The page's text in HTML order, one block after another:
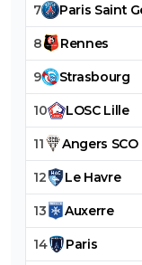
7 Paris Saint
8 Rennes
9 Strasbourg
10 LOSC Lille
11 Angers SCO
12 Le Havre
13 Auxerre
14 Paris